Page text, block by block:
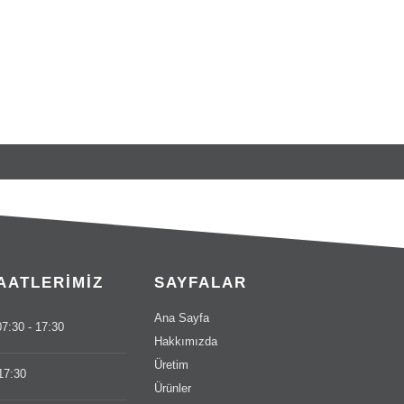
- 17:30
SAYFALAR
Ana Sayfa
Hakkımızda
Üretim
Ürünler